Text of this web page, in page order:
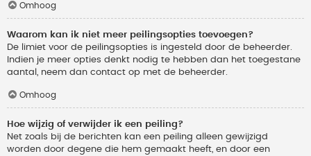
Omhoog
Waarom kan ik niet meer peilingsopties toevoegen?
De limiet voor de peilingsopties is ingesteld door de beheerder.
Indien je meer opties denkt nodig te hebben dan het toegestane
aantal, neem dan contact op met de beheerder.
Omhoog
Hoe wijzig of verwijder ik een peiling?
Net zoals bij de berichten kan een peiling alleen gewijzigd
worden door degene die hem gemaakt heeft, en door een